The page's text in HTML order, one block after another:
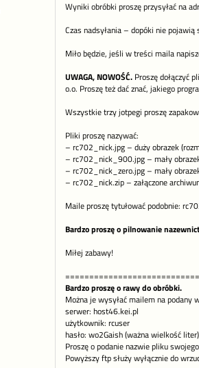
Wyniki obróbki proszę przysyłać na
Czas nadsyłania – dopóki nie pojawią
Miło będzie, jeśli w treści maila
UWAGA, NOWOŚĆ.Proszę dołączyć
o.o. Proszę też dać znać, jakiego
Wszystkie trzy jotpegi proszę
Pliki proszę nazywać:
– rc702_nick.jpg – duży obrazek
– rc702_nick_900.jpg – mały
– rc702_nick_zero.jpg – mały
– rc702_nick.zip – załączone
Maile proszę tytułować podobnie:
Bardzo proszę o pilnowanie
Miłej zabawy!
Bardzo proszę o rawy do obróbki.
Można je wysyłać mailem na podany
serwer: host46.kei.pl
użytkownik: rcuser
hasło: wo2Gaish (ważna wielkość liter)
Proszę o podanie nazwie pliku
Powyższy ftp służy wyłącznie do